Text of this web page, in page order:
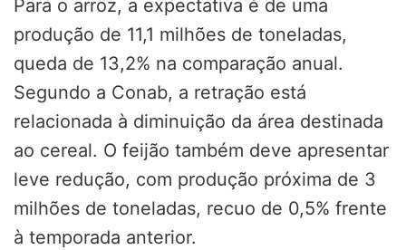
Para o arroz, a expectativa é de uma
produção de 11,1 milhões de toneladas,
queda de 13,2% na comparação anual.
Segundo a Conab, a retração está
relacionada à diminuição da área destinada
ao cereal. O feijão também deve apresentar
leve redução, com produção próxima de 3
milhões de toneladas, recuo de 0,5% frente
à temporada anterior.